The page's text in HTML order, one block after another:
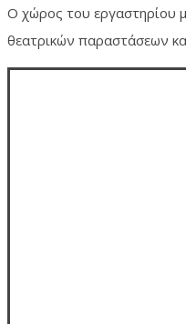
Ο χώρος του εργαστηρίου
θεατρικών παραστάσεων